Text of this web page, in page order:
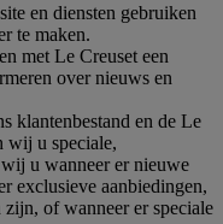
en diensten gebruiken
te maken.
met Le Creuset een
over nieuws en
klantenbestand en de Le
wij u speciale,
u wanneer er nieuwe
exclusieve aanbiedingen,
of wanneer er speciale